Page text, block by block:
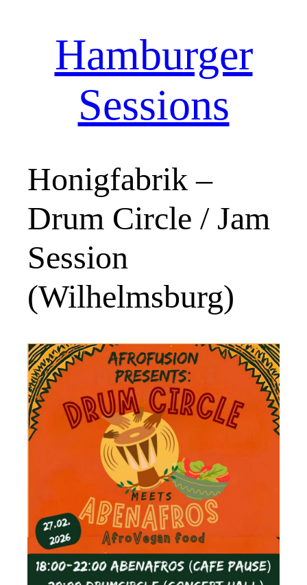
Hamburger
Sessions
Honigfabrik –
Drum Circle / Jam
Session
(Wilhelmsburg)